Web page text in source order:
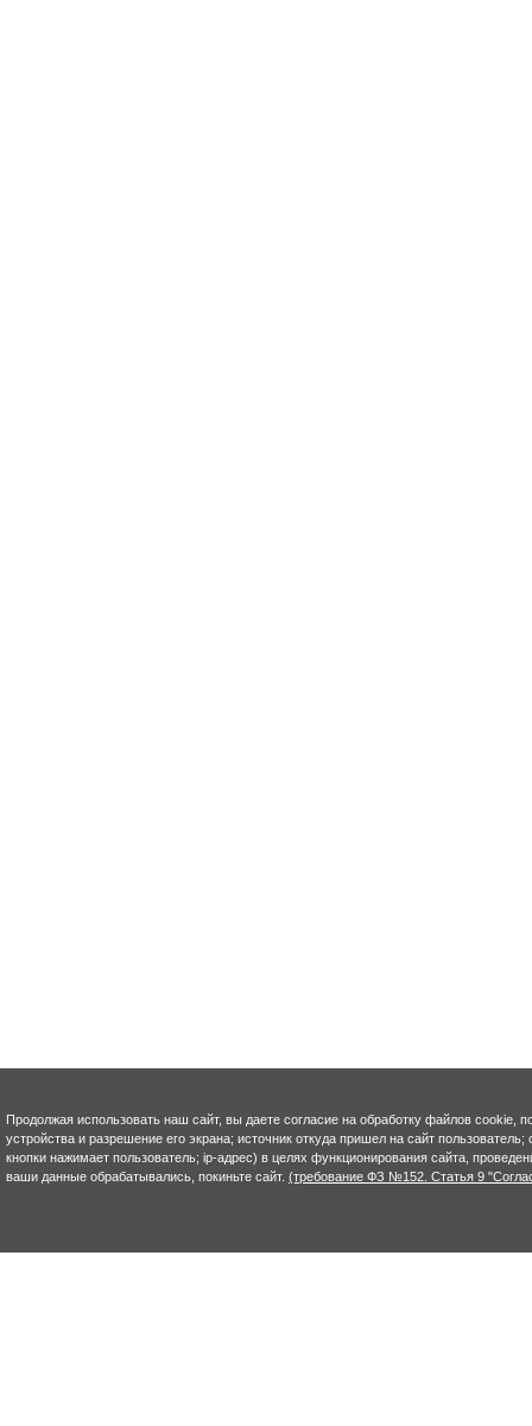
Продолжая использовать наш сайт, вы даете согласие на обработку файлов cookie,
устройства и разрешение его экрана; источник откуда пришел на сайт
кнопки нажимает пользователь; ip-адрес) в целях функционирования сайта,
ваши данные обрабатывались, покиньте сайт. (требование ФЗ №152. Статья 9